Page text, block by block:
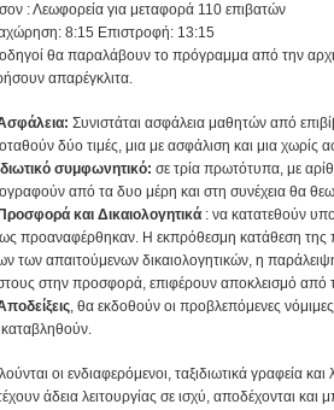
: Λεωφορεία για μεταφορά 110 επιβατών
8:15 Επιστροφή: 13:15
θα παραλάβουν το πρόγραμμα από την
απαρέγκλιτα.
Συνιστάται ασφάλεια μαθητών από
δύο τιμές, μια με ασφάλιση και μια χωρίς
συμφωνητικό: σε τρία πρωτότυπα, με
από τα δυο μέρη και στη συνέχεια θα
και Δικαιολογητικά : να κατατεθούν
προαναφέρθηκαν. Η εκπρόθεσμη κατάθεση
των απαιτούμενων δικαιολογητικών, η
στην προσφορά, επιφέρουν αποκλεισμό από
, θα εκδοθούν οι προβλεπόμενες
οι ενδιαφερόμενοι, ταξιδιωτικά γραφεία και
άδεια λειτουργίας σε ισχύ, αποδέχονται